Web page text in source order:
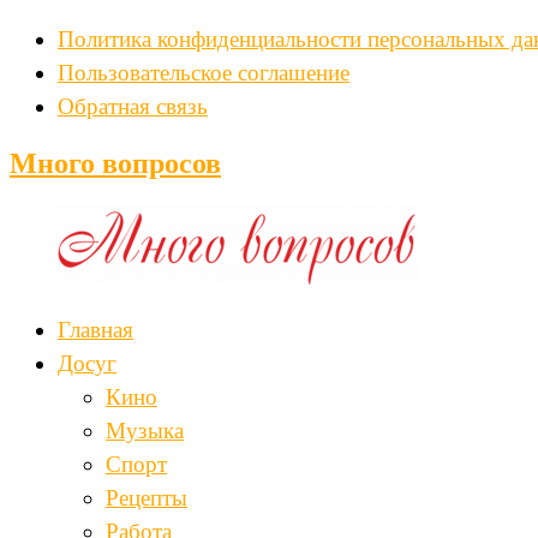
Политика конфиденциальности персональных
Пользовательское соглашение
Обратная связь
Много вопросов
Главная
Досуг
Кино
Музыка
Спорт
Рецепты
Работа